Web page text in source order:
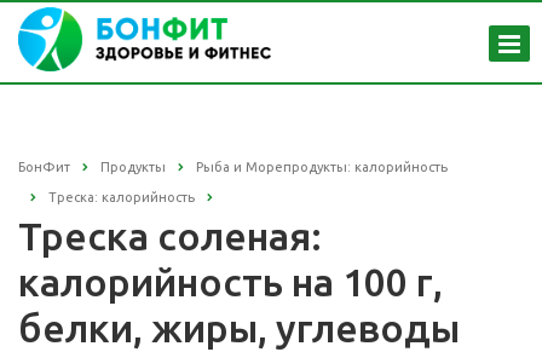
БонФит Продукты Рыба и Морепродукты: калорийность
Треска: калорийность
Треска соленая:
калорийность на 100 г,
белки, жиры, углеводы